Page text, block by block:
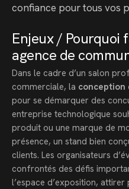
confiance pour tous vos
Enjeux / Pourquoi
agence de
Dans le cadre d’un salon
commerciale, la conception
pour se démarquer des
entreprise technologique
produit ou une marque de
présence, un stand bien
clients. Les organisateurs
confrontés des défis
l’espace d’exposition,